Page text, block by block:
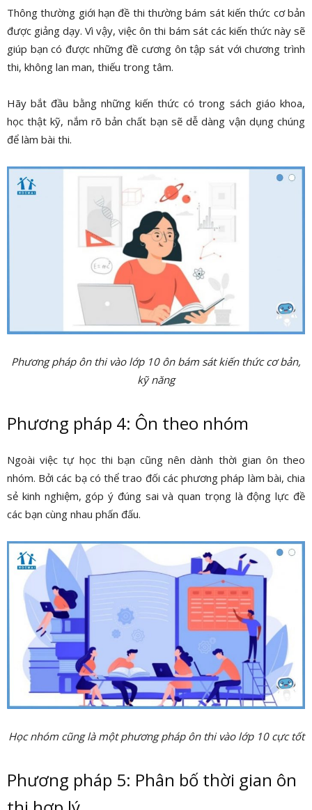
Thông thường giới hạn đề thi thường bám sát kiến thức cơ bản
được giảng dạy. Vì vậy, việc ôn thi bám sát các kiến thức này sẽ
giúp bạn có được những đề cương ôn tập sát với chương trình
thi, không lan man, thiếu trong tâm.
Hãy bắt đầu bằng những kiến thức có trong sách giáo khoa,
học thật kỹ, nắm rõ bản chất bạn sẽ dễ dàng vận dụng chúng
để làm bài thi.
Phương pháp ôn thi vào lớp 10 ôn bám sát kiến thức cơ bản,
kỹ năng
Phương pháp 4: Ôn theo nhóm
Ngoài việc tự học thi bạn cũng nên dành thời gian ôn theo
nhóm. Bởi các bạ có thể trao đối các phương pháp làm bài, chia
sẻ kinh nghiệm, góp ý đúng sai và quan trọng là động lực đề
các bạn cùng nhau phấn đấu.
Học nhóm cũng là một phương pháp ôn thi vào lớp 10 cực tốt
Phương pháp 5: Phân bố thời gian ôn